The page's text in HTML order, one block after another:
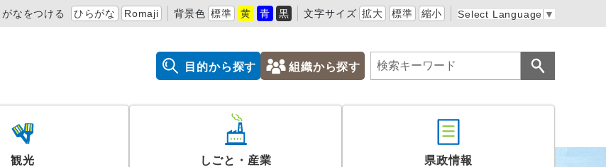
なをつける ひらがな Romaji 背景色 標準 黄 青 黒 文字サイズ 拡大 標準 縮小 Select Language ▼
目的から探す 組織から探す
観光 しごと・産業 県政情報